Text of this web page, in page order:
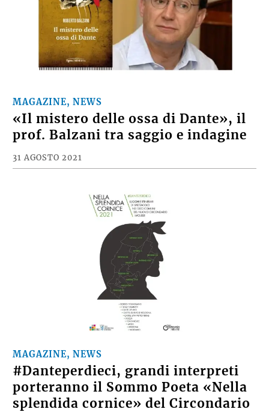
MAGAZINE, NEWS
«Il mistero delle ossa di Dante», il
prof. Balzani tra saggio e indagine
31 AGOSTO 2021
MAGAZINE, NEWS
#Danteperdieci, grandi interpreti
porteranno il Sommo Poeta «Nella
splendida cornice» del Circondario